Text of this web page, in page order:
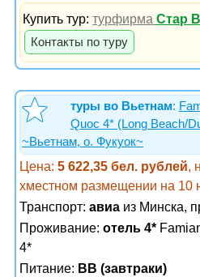
Купить тур:турфирмаСтар
Контакты по туру
туры во Вьетнам:
Quoc 4* (Long Beach/
~Вьетнам, о. Фукуок~
Цена: 5 622,35 бел. рублей,
хместном размещении на 10
Транспорт: авиа из Минска,
Проживание: отель 4*
4*
Питание: BB (завтраки)